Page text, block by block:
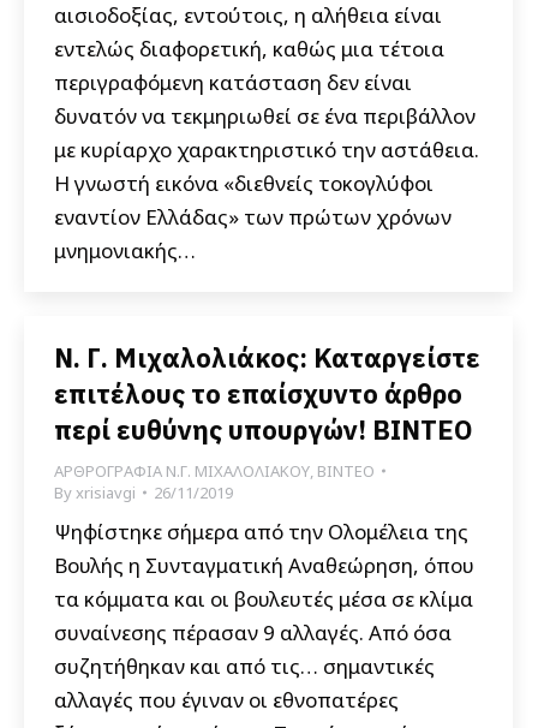
αισιοδοξίας, εντούτοις, η αλήθεια είναι
εντελώς διαφορετική, καθώς μια τέτοια
περιγραφόμενη κατάσταση δεν είναι
δυνατόν να τεκμηριωθεί σε ένα περιβάλλον
με κυρίαρχο χαρακτηριστικό την αστάθεια.
Η γνωστή εικόνα «διεθνείς τοκογλύφοι
εναντίον Ελλάδας» των πρώτων χρόνων
μνημονιακής…
Ν. Γ. Μιχαλολιάκος: Καταργείστε
επιτέλους το επαίσχυντο άρθρο
περί ευθύνης υπουργών! ΒΙΝΤΕΟ
ΑΡΘΡΟΓΡΑΦΙΑ Ν.Γ. ΜΙΧΑΛΟΛΙΑΚΟΥ, ΒΙΝΤΕΟ
Byxrisiavgi 26/11/2019
Ψηφίστηκε σήμερα από την Ολομέλεια της
Βουλής η Συνταγματική Αναθεώρηση, όπου
τα κόμματα και οι βουλευτές μέσα σε κλίμα
συναίνεσης πέρασαν 9 αλλαγές. Από όσα
συζητήθηκαν και από τις… σημαντικές
αλλαγές που έγιναν οι εθνοπατέρες